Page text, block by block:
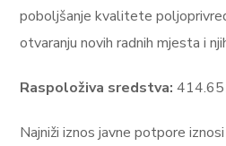
poboljšanje kvalitete
otvaranju novih radnih mjesta i
Raspoloživa sredstva:
Najniži iznos javne potpore iznosi